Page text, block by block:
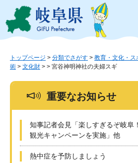
ジ
ュ
このページの本文へ
トップページ > 分類でさがす > 教育・文化・ス
術 > 文化財 > > 宮谷神明神社の夫婦スギ
重要なお知らせ
知事記者会見「楽しすぎるぞ岐阜
観光キャンペーンを実施」他
熱中症を予防しましょう